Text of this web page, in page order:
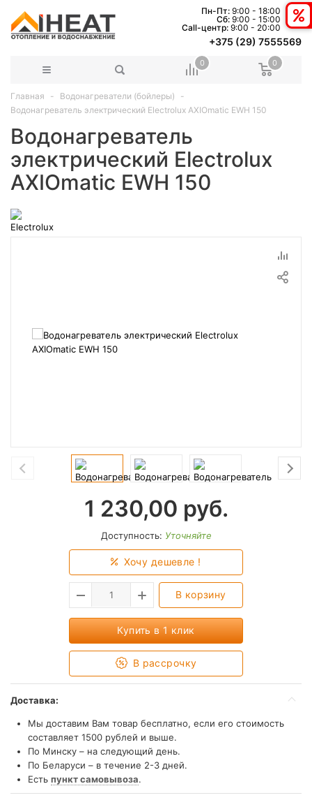
Пн-Пт: 9:00 - 18:00
Сб: 9:00 - 15:00
Сall-центр: 9:00 - 20:00
+375 (29) 7555569
0 0
Главная
Водонагреватели (бойлеры)
Водонагреватель электрический Electrolux AXIOmatic EWH 150
Водонагреватель
электрический Electrolux
AXIOmatic EWH 150
1 230,00 руб.
Доступность: Уточняйте
Хочу дешевле !
В корзину
Купить в 1 клик
В рассрочку
Доставка:
Мы доставим Вам товар бесплатно, если его стоимость
составляет 1500 рублей и выше.
По Минску – на следующий день.
По Беларуси – в течение 2-3 дней.
Есть пункт самовывоза.